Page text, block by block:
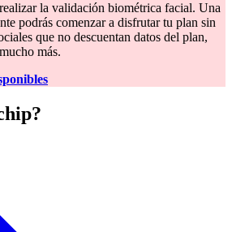
la validación biométrica facial. Una
podrás comenzar a disfrutar tu plan sin
que no descuentan datos del plan,
más.